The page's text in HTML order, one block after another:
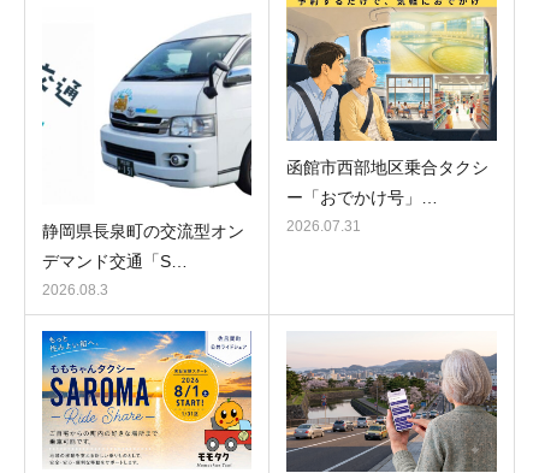
静岡県長泉町の交流型オン
デマンド交通「S…
2026.08.3
函館市西部地区乗合タクシ
ー「おでかけ号」…
2026.07.31